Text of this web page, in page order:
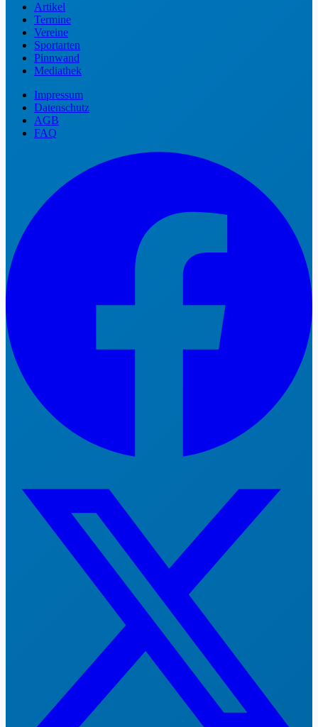
Artikel
Termine
Vereine
Sportarten
Pinnwand
Mediathek
Impressum
Datenschutz
AGB
FAQ